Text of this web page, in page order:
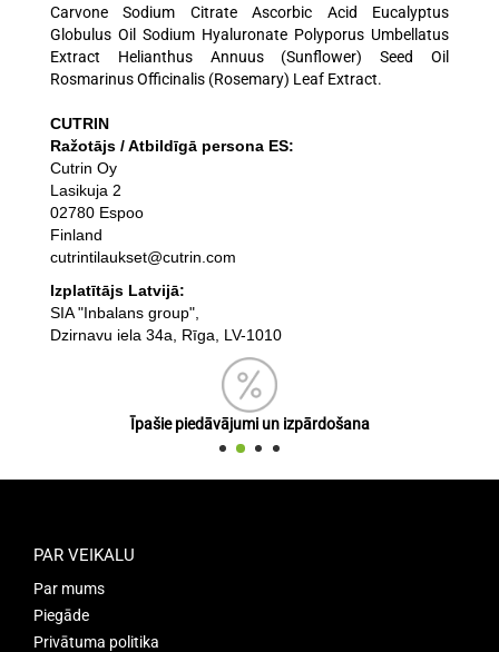
Carvone Sodium Citrate Ascorbic Acid Eucalyptus
Globulus Oil Sodium Hyaluronate Polyporus Umbellatus
Extract Helianthus Annuus (Sunflower) Seed Oil
Rosmarinus Officinalis (Rosemary) Leaf Extract.
CUTRIN
Ražotājs / Atbildīgā persona ES:
Cutrin Oy
Lasikuja 2
02780 Espoo
Finland
cutrintilaukset@cutrin.com
Izplatītājs Latvijā:
SIA "Inbalans group",
Dzirnavu iela 34a, Rīga, LV-1010
Īpašie piedāvājumi un izpārdošana
PAR VEIKALU
Par mums
Piegāde
Privātuma politika